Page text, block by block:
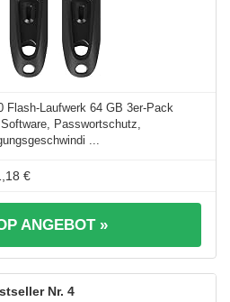
Flash-Laufwerk 64 GB 3er-Pack
Passwortschutz,
...
€
ANGEBOT »
4